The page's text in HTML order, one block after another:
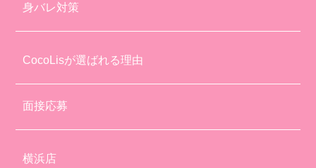
身バレ対策
CocoLisが選ばれる理由
面接応募
横浜店